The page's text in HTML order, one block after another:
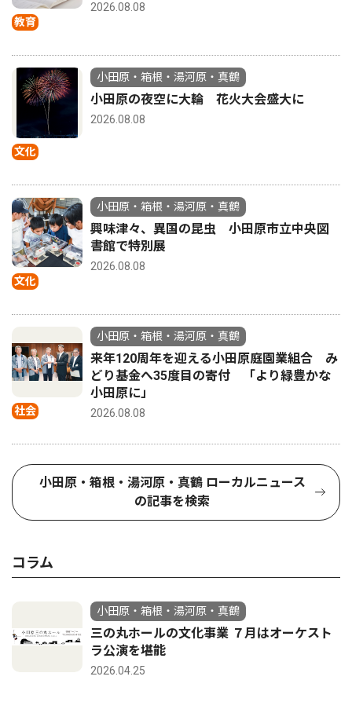
教育
2026.08.08
文化
小田原・箱根・湯河原・真鶴
小田原の夜空に大輪 花火大会盛大に
2026.08.08
文化
小田原・箱根・湯河原・真鶴
興味津々、異国の昆虫 小田原市立中央図
書館で特別展
2026.08.08
社会
小田原・箱根・湯河原・真鶴
来年120周年を迎える小田原庭園業組合 み
どり基金へ35度目の寄付 「より緑豊かな
小田原に」
2026.08.08
小田原・箱根・湯河原・真鶴 ローカルニュース
の記事を検索
コラム
小田原・箱根・湯河原・真鶴
三の丸ホールの文化事業 ７月はオーケスト
ラ公演を堪能
2026.04.25